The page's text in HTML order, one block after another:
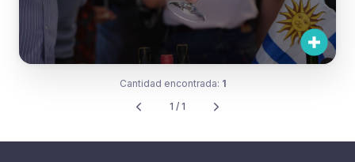
Cantidad encontrada: 1
1 / 1